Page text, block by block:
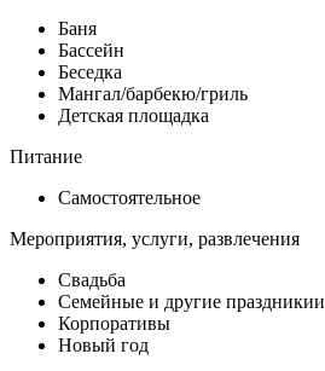
Баня
Бассейн
Беседка
Мангал/барбекю/гриль
Детская площадка
Питание
Самостоятельное
Мероприятия, услуги, развлечения
Свадьба
Семейные и другие праздникии
Корпоративы
Новый год